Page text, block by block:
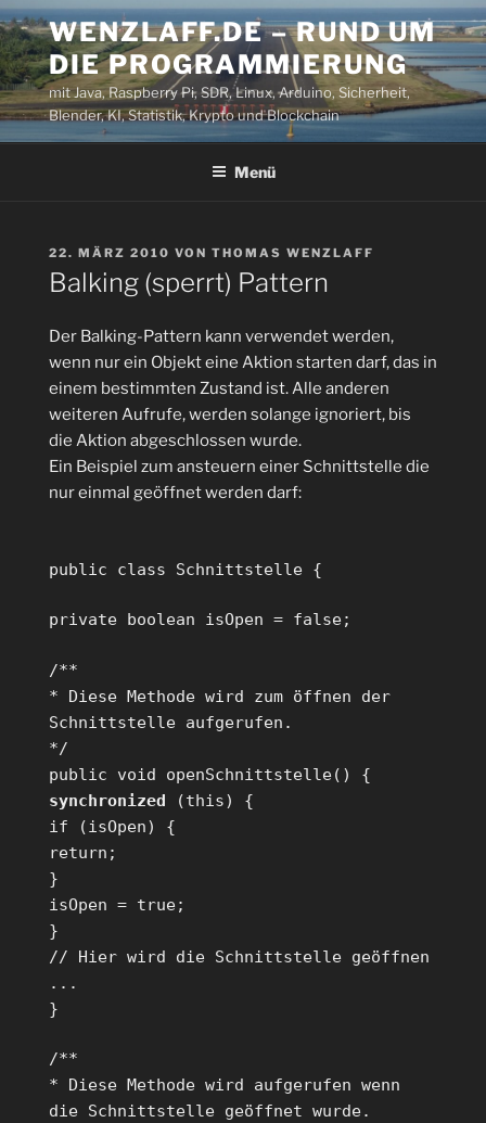
Zum
Inhalt
springen
WENZLAFF.DE – RUND UM
DIE PROGRAMMIERUNG
mit Java, Raspberry Pi, SDR, Linux, Arduino, Sicherheit,
Blender, KI, Statistik, Krypto und Blockchain
Menü
VERÖFFENTLICHT
AM
22. MÄRZ 2010 VON THOMAS WENZLAFF
Balking (sperrt) Pattern
Der Balking-Pattern kann verwendet werden,
wenn nur ein Objekt eine Aktion starten darf, das in
einem bestimmten Zustand ist. Alle anderen
weiteren Aufrufe, werden solange ignoriert, bis
die Aktion abgeschlossen wurde.
Ein Beispiel zum ansteuern einer Schnittstelle die
nur einmal geöffnet werden darf:
public class Schnittstelle {
private boolean isOpen = false;
/**
* Diese Methode wird zum öffnen der
Schnittstelle aufgerufen.
*/
public void openSchnittstelle() {
synchronized
(this) {
if (isOpen) {
return;
}
isOpen = true;
}
// Hier wird die Schnittstelle geöffnen
...
}
/**
* Diese Methode wird aufgerufen wenn
die Schnittstelle geöffnet wurde.